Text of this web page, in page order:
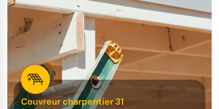
Couvreur charpentier 31